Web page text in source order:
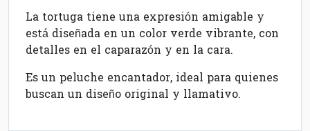
La tortuga tiene una expresión amigable y
está diseñada en un color verde vibrante, con
detalles en el caparazón y en la cara.
Es un peluche encantador, ideal para quienes
buscan un diseño original y llamativo.